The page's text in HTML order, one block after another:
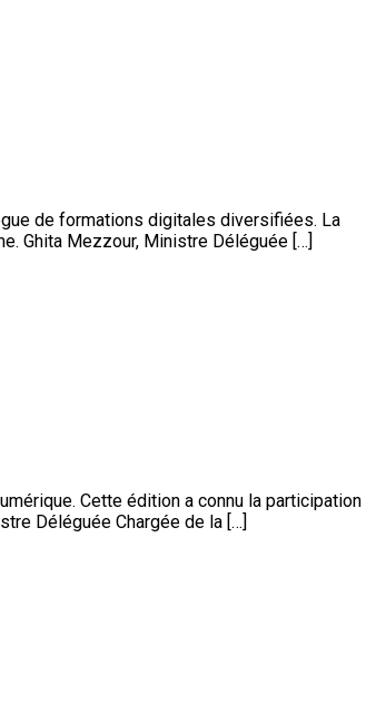
de formations digitales diversifiées. La
Ghita Mezzour, Ministre Déléguée […]
Cette édition a connu la participation
Déléguée Chargée de la […]